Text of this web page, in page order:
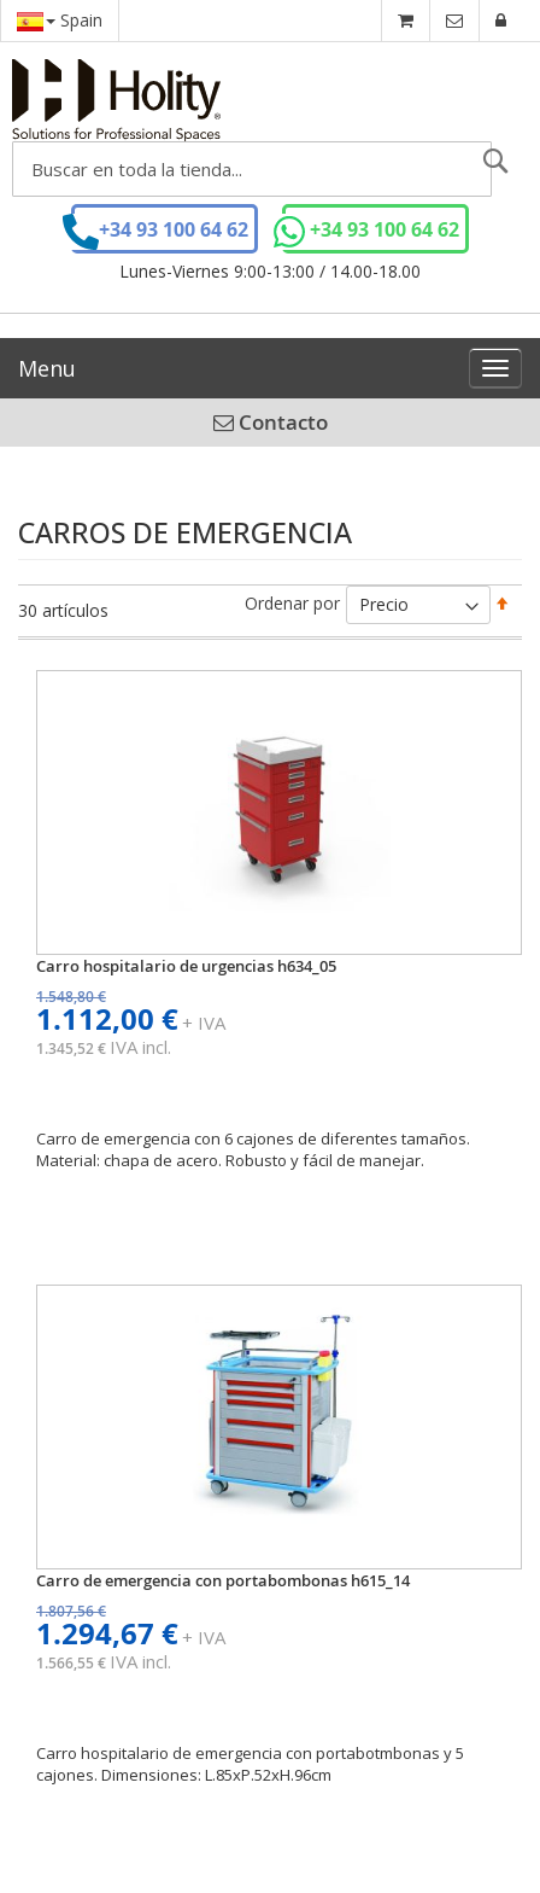
Spain
+34 93 100 64 62 +34 93 100 64 62
Lunes-Viernes 9:00-13:00 / 14.00-18.00
Menu
Contacto
CARROS DE EMERGENCIA
30 artículos Ordenar por
Carro hospitalario de urgencias h634_05
1.548,80 €
1.112,00 €+ IVA
1.345,52 € IVA incl.
Carro de emergencia con 6 cajones de diferentes tamaños.
Material: chapa de acero. Robusto y fácil de manejar.
Carro de emergencia con portabombonas h615_14
1.807,56 €
1.294,67 €+ IVA
1.566,55 € IVA incl.
Carro hospitalario de emergencia con portabotmbonas y 5
cajones. Dimensiones: L.85xP.52xH.96cm